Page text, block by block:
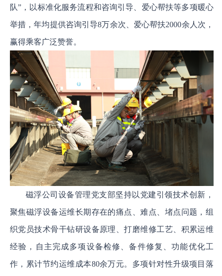
队”，以标准化服务流程和咨询引导、爱心帮扶等多项暖心
举措，年均提供咨询引导8万余次、爱心帮扶2000余人次，
赢得乘客广泛赞誉。
磁浮公司设备管理党支部坚持以党建引领技术创新，
聚焦磁浮设备运维长期存在的痛点、难点、堵点问题，组
织党员技术骨干钻研设备原理、打磨维修工艺、积累运维
经验，自主完成多项设备检修、备件修复、功能优化工
作，累计节约运维成本80余万元。多项针对性升级项目落